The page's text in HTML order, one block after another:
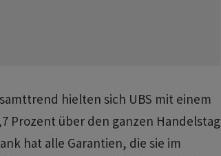
hielten sich UBS mit einem
Prozent über den ganzen Handelstag
hat alle Garantien, die sie im